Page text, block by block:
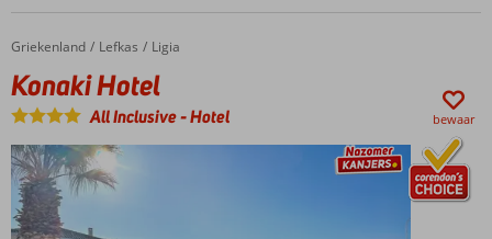
Egypte
Inclusive
is zo
Home
Griekenland Lefkas Ligia
Konaki Hotel
Konaki Hotel
All Inclusive-Hotel bewaar